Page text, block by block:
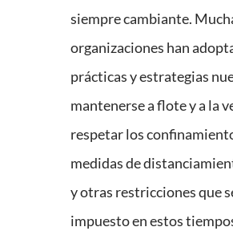
siempre cambiante.
organizaciones han
prácticas y estrategias
mantenerse a flote y a la
respetar los
medidas de
y otras restricciones que
impuesto en estos